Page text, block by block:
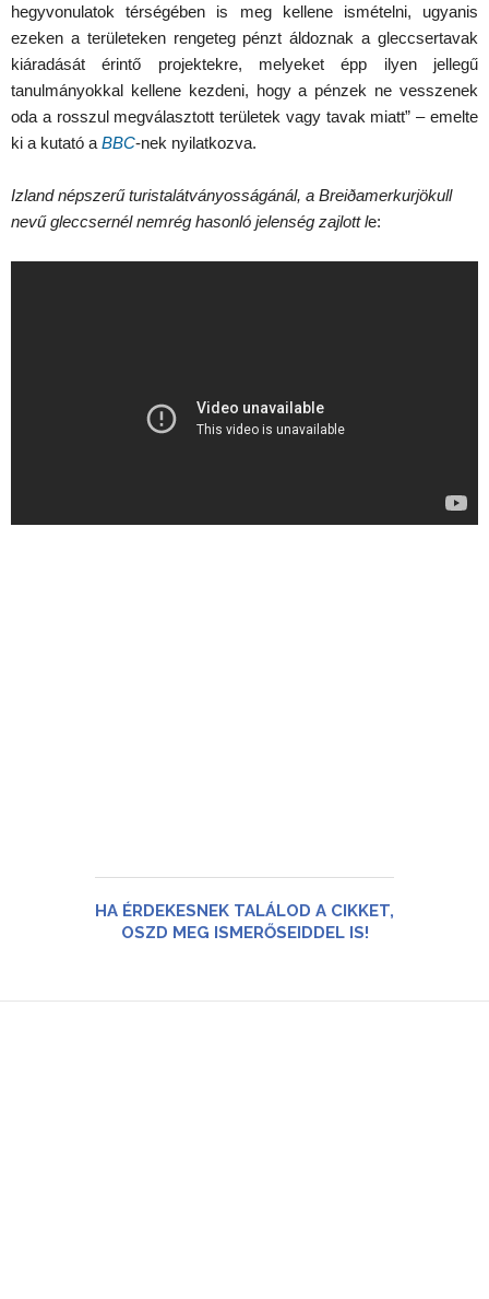
hegyvonulatok térségében is meg kellene ismételni, ugyanis
ezeken a területeken rengeteg pénzt áldoznak a gleccsertavak
kiáradását érintő projektekre, melyeket épp ilyen jellegű
tanulmányokkal kellene kezdeni, hogy a pénzek ne vesszenek
oda a rosszul megválasztott területek vagy tavak miatt” – emelte
ki a kutató a BBC-nek nyilatkozva.
Izland népszerű turistalátványosságánál, a Breiðamerkurjökull
nevű gleccsernél nemrég hasonló jelenség zajlott le:
HA ÉRDEKESNEK TALÁLOD A CIKKET,
OSZD MEG ISMERŐSEIDDEL IS!